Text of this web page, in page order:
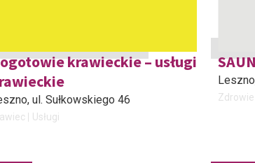
krawieckie – usługi
, ul. Sułkowskiego 46
Usługi
Leszno